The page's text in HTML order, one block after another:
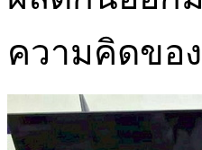
ความคิดขอ